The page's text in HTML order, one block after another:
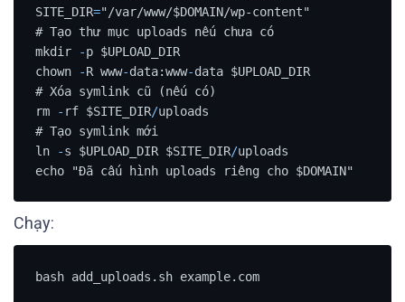
SITE_DIR="/var/www/$DOMAIN/wp-content"
# Tạo thư mục uploads nếu chưa có
mkdir
-p $UPLOAD_DIR
chown
-R www-data:www-data $UPLOAD_DIR
# Xóa symlink cũ (nếu có)
rm
- rf $SITE_DIR/uploads
# Tạo symlink mới
ln
-s $UPLOAD_DIR $SITE_DIR/uploads
Chạy:
bash add_uploads.sh example.com